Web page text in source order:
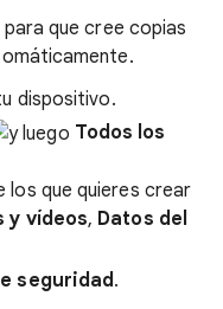
que cree copias
dispositivo.
Todos los
los que quieres crear
y vídeos, Datos del
seguridad .